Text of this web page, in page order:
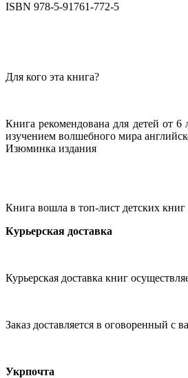
ISBN 978-5-91761-772-5
Для кого эта книга?
Книга рекомендована для детей от
изучением волшебного мира
Изюминка издания
Книга вошла в топ-лист детских
Курьерская доставка
Курьерская доставка книг
Заказ доставляется в оговоренный
Укрпочта